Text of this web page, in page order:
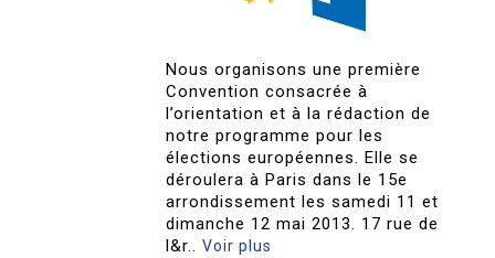
Nous organisons une première
Convention consacrée à
l’orientation et à la rédaction de
notre programme pour les
élections européennes. Elle se
déroulera à Paris dans le 15e
arrondissement les samedi 11 et
dimanche 12 mai 2013. 17 rue de
l&r..Voir plus